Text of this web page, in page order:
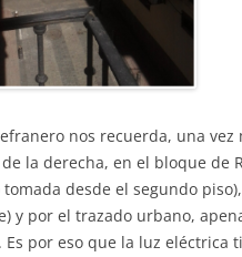
nos recuerda, una vez
la derecha, en el bloque de
desde el segundo
y por el trazado urbano,
por eso que la luz eléctrica